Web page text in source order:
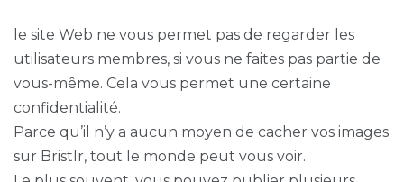
le site Web ne vous permet pas de regarder les
utilisateurs membres, si vous ne faites pas partie de
vous-même. Cela vous permet une certaine
confidentialité.
Parce qu’il n’y a aucun moyen de cacher vos images
sur Bristlr, tout le monde peut vous voir.